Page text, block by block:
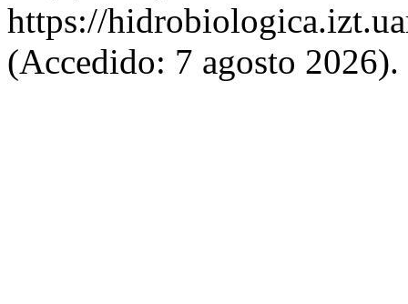
https://
(Accedido: 7 agosto 2026).